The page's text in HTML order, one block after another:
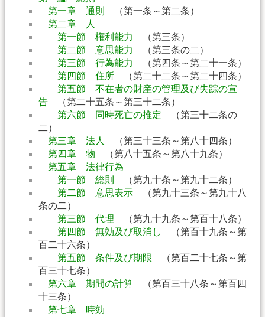
第一章 通則
（第一条～第二条）
第二章 人
第一節 権利能力
（第三条）
第二節 意思能力
（第三条の二）
第三節 行為能力
（第四条～第二十一条）
第四節 住所 （第二十二条～第二十四条）
第五節 不在者の財産の管理及び失踪の宣
告 （第二十五条～第三十二条）
第六節 同時死亡の推定 （第三十二条の
二）
第三章 法人
（第三十三条～第八十四条）
第四章 物 （第八十五条～第八十九条）
第五章 法律行為
第一節 総則
（第九十条～第九十二条）
第二節 意思表示 （第九十三条～第九十八
条の二）
第三節 代理 （第九十九条～第百十八条）
第四節 無効及び取消し
（第百十九条～第
百二十六条）
第五節 条件及び期限 （第百二十七条～第
百三十七条）
第六章 期間の計算 （第百三十八条～第百四
十三条）
第七章 時効